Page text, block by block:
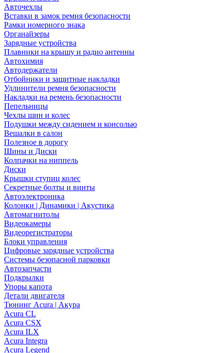
Авточехлы
Вставки в замок ремня безопасности
Рамки номерного знака
Органайзеры
Зарядные устройства
Плавники на крышу и радио антенны
Автохимия
Автодержатели
Отбойники и защитные накладки
Удлинители ремня безопасности
Накладки на ремень безопасности
Пепельницы
Чехлы шин и колес
Подушки между сидением и консолью
Вешалки в салон
Полезное в дорогу
Шины и Диски
Колпачки на ниппель
Диски
Крышки ступиц колес
Секретные болты и винты
Автоэлектроника
Колонки | Динамики | Акустика
Автомагнитолы
Видеокамеры
Видеорегистраторы
Блоки управления
Цифровые зарядные устройства
Системы безопасной парковки
Автозапчасти
Подкрылки
Упоры капота
Детали двигателя
Тюнинг Acura | Акура
Acura CL
Acura CSX
Acura ILX
Acura Integra
Acura Legend